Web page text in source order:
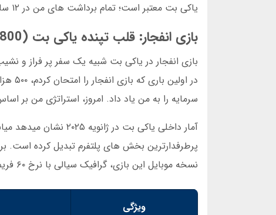
یاکی بت معتبر است؛ تمام برداشت های من در ۱۲ ساعت انجام شده است.
بازی انفجار: قلب تپنده یاکی بت (800 کلمه)
سرمایه را به من یاد داد. امروز، استراتژی من بر اساس ضرایب ۱.۵ تا ۲.۰
پرطرفدارترین بخش های پلتفرم تبدیل کرده است.
نسخه موبایل این بازی، گرافیک سیالی با نرخ ۶۰ فریم بر ثانیه دارد.
ویژگی